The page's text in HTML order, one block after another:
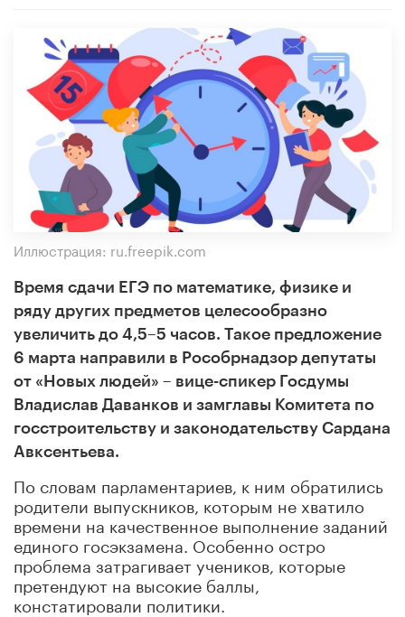
Иллюстрация: ru.freepik.com
Время сдачи ЕГЭ по математике, физике и
ряду других предметов целесообразно
увеличить до 4,5–5 часов. Такое предложение
6 марта направили в Рособрнадзор депутаты
от «Новых людей» – вице-спикер Госдумы
Владислав Даванков и замглавы Комитета по
госстроительству и законодательству Сардана
Авксентьева.
По словам парламентариев, к ним обратились
родители выпускников, которым не хватило
времени на качественное выполнение заданий
единого госэкзамена. Особенно остро
проблема затрагивает учеников, которые
претендуют на высокие баллы,
констатировали политики.